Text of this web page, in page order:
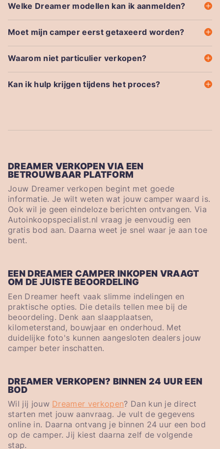
Welke Dreamer modellen kan ik aanmelden?
Moet mijn camper eerst getaxeerd worden?
Waarom niet particulier verkopen?
Kan ik hulp krijgen tijdens het proces?
DREAMER VERKOPEN VIA EEN
BETROUWBAAR PLATFORM
Jouw Dreamer verkopen begint met goede
informatie. Je wilt weten wat jouw camper waard is.
Ook wil je geen eindeloze berichten ontvangen. Via
Autoinkoopspecialist.nl vraag je eenvoudig een
gratis bod aan. Daarna weet je snel waar je aan toe
bent.
EEN DREAMER CAMPER INKOPEN VRAAGT
OM DE JUISTE BEOORDELING
Een Dreamer heeft vaak slimme indelingen en
praktische opties. Die details tellen mee bij de
beoordeling. Denk aan slaapplaatsen,
kilometerstand, bouwjaar en onderhoud. Met
duidelijke foto's kunnen aangesloten dealers jouw
camper beter inschatten.
DREAMER VERKOPEN? BINNEN 24 UUR EEN
BOD
Wil jij jouw Dreamer verkopen? Dan kun je direct
starten met jouw aanvraag. Je vult de gegevens
online in. Daarna ontvang je binnen 24 uur een bod
op de camper. Jij kiest daarna zelf de volgende
stap.